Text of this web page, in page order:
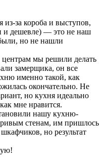
из-за короба и выступов,
и дешевле) — это не наш
но не нашли
мы решили делать
замерщика, он все
именно такой, как
окончательно. Не
но кухня идеально
мне нравится.
нашу кухню-
стенам, им пришлось
но результат